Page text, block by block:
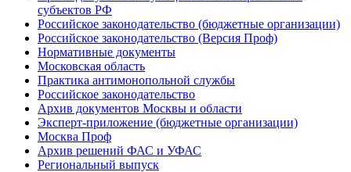
субъектов РФ
Российское законодательство (бюджетные организации)
Российское законодательство (Версия Проф)
Нормативные документы
Московская область
Практика антимонопольной службы
Российское законодательство
Архив документов Москвы и области
Эксперт-приложение (бюджетные организации)
Москва Проф
Архив решений ФАС и УФАС
Региональный выпуск